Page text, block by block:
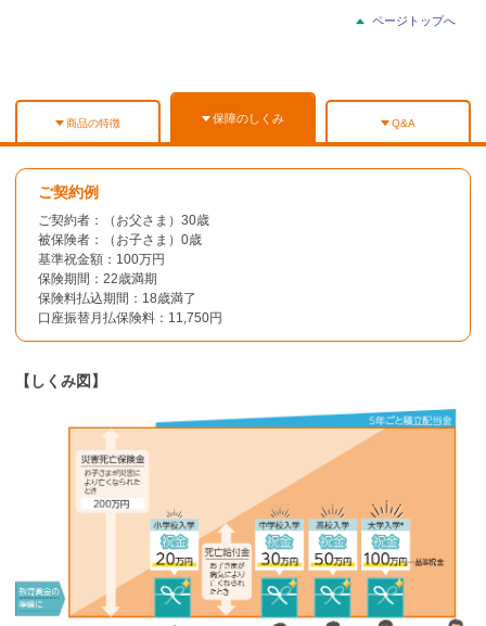
お子さまの出生予定日の140日前からご加入いただくことが
ページトップへ
商品の特徴 保障のしくみ Q&A
ご契約例
ご契約者：（お父さま）30歳
被保険者：（お子さま）0歳
基準祝金額：100万円
保険期間：22歳満期
保険料払込期間：18歳満了
口座振替月払保険料：11,750円
【しくみ図】